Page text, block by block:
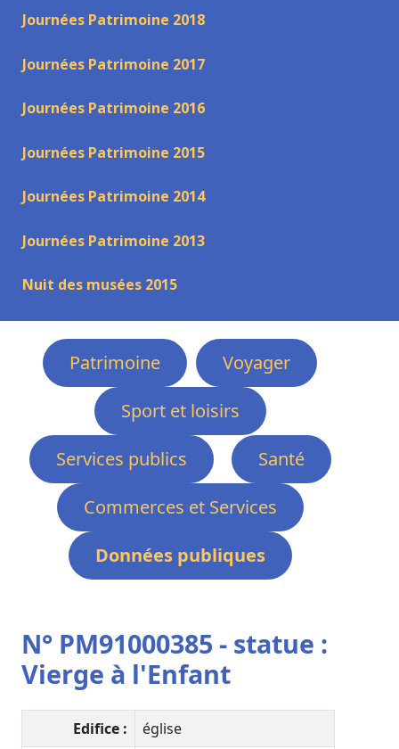
Journées Patrimoine 2018
Journées Patrimoine 2017
Journées Patrimoine 2016
Journées Patrimoine 2015
Journées Patrimoine 2014
Journées Patrimoine 2013
Nuit des musées 2015
Patrimoine
Voyager
Sport et loisirs
Services publics
Santé
Commerces et Services
Données publiques
N° PM91000385 - statue :
Vierge à l'Enfant
Edifice :
église